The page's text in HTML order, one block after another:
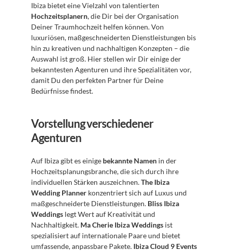
Hochzeitsplanern, die Dir bei der Organisation
Deiner Traumhochzeit helfen können. Von
luxuriösen, maßgeschneiderten Dienstleistungen bis
hin zu kreativen und nachhaltigen Konzepten – die
Auswahl ist groß. Hier stellen wir Dir einige der
bekanntesten Agenturen und ihre Spezialitäten vor,
damit Du den perfekten Partner für Deine
Bedürfnisse findest.
Vorstellung verschiedener
Agenturen
Auf Ibiza gibt es einige bekannte Namen in der
Hochzeitsplanungsbranche, die sich durch ihre
individuellen Stärken auszeichnen. The Ibiza
Wedding Planner konzentriert sich auf Luxus und
maßgeschneiderte Dienstleistungen. Bliss Ibiza
Weddings legt Wert auf Kreativität und
Nachhaltigkeit. Ma Cherie Ibiza Weddings ist
spezialisiert auf internationale Paare und bietet
umfassende, anpassbare Pakete. Ibiza Cloud 9 Events